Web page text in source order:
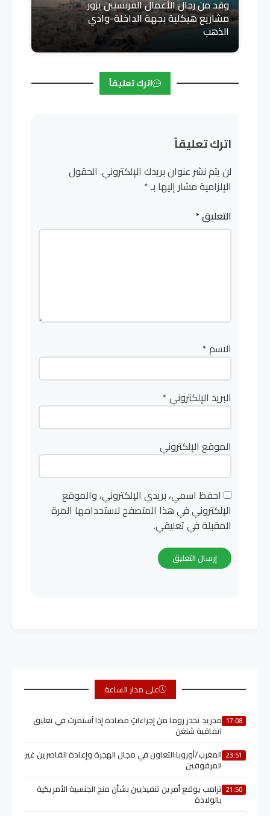
وفد من رجال الأعمال الفرنسيين يزور
مشاريع هيكلية بجهة الداخلة-وادي
الذهب
اترك تعليقاً
اترك تعليقاً
لن يتم نشر عنوان بريدك الإلكتروني. الحقول
الإلزامية مشار إليها بـ*
التعليق*
الاسم*
البريد الإلكتروني*
الموقع الإلكتروني
احفظ اسمي، بريدي الإلكتروني، والموقع
الإلكتروني في هذا المتصفح لاستخدامها المرة
المقبلة في تعليقي.
على مدار الساعة
17:08 مدريد تحذر روما من إجراءاتٍ مضادة إذا اُستمرت في تعليق
اتفاقية شنغن
23:51 المغرب/أوروبا:التعاون في مجال الهجرة وإعادة القاصرين غير
المرفوقين
21:50 ترامب يوقع أمرين تنفيذيين بشأن منح الجنسية الأمريكية
بالولادة